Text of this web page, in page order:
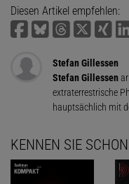
Diesen Artikel empfehlen:
Stefan Gillessen
Stefan Gillessen
extraterrestrische
hauptsächlich mit
KENNEN SIE